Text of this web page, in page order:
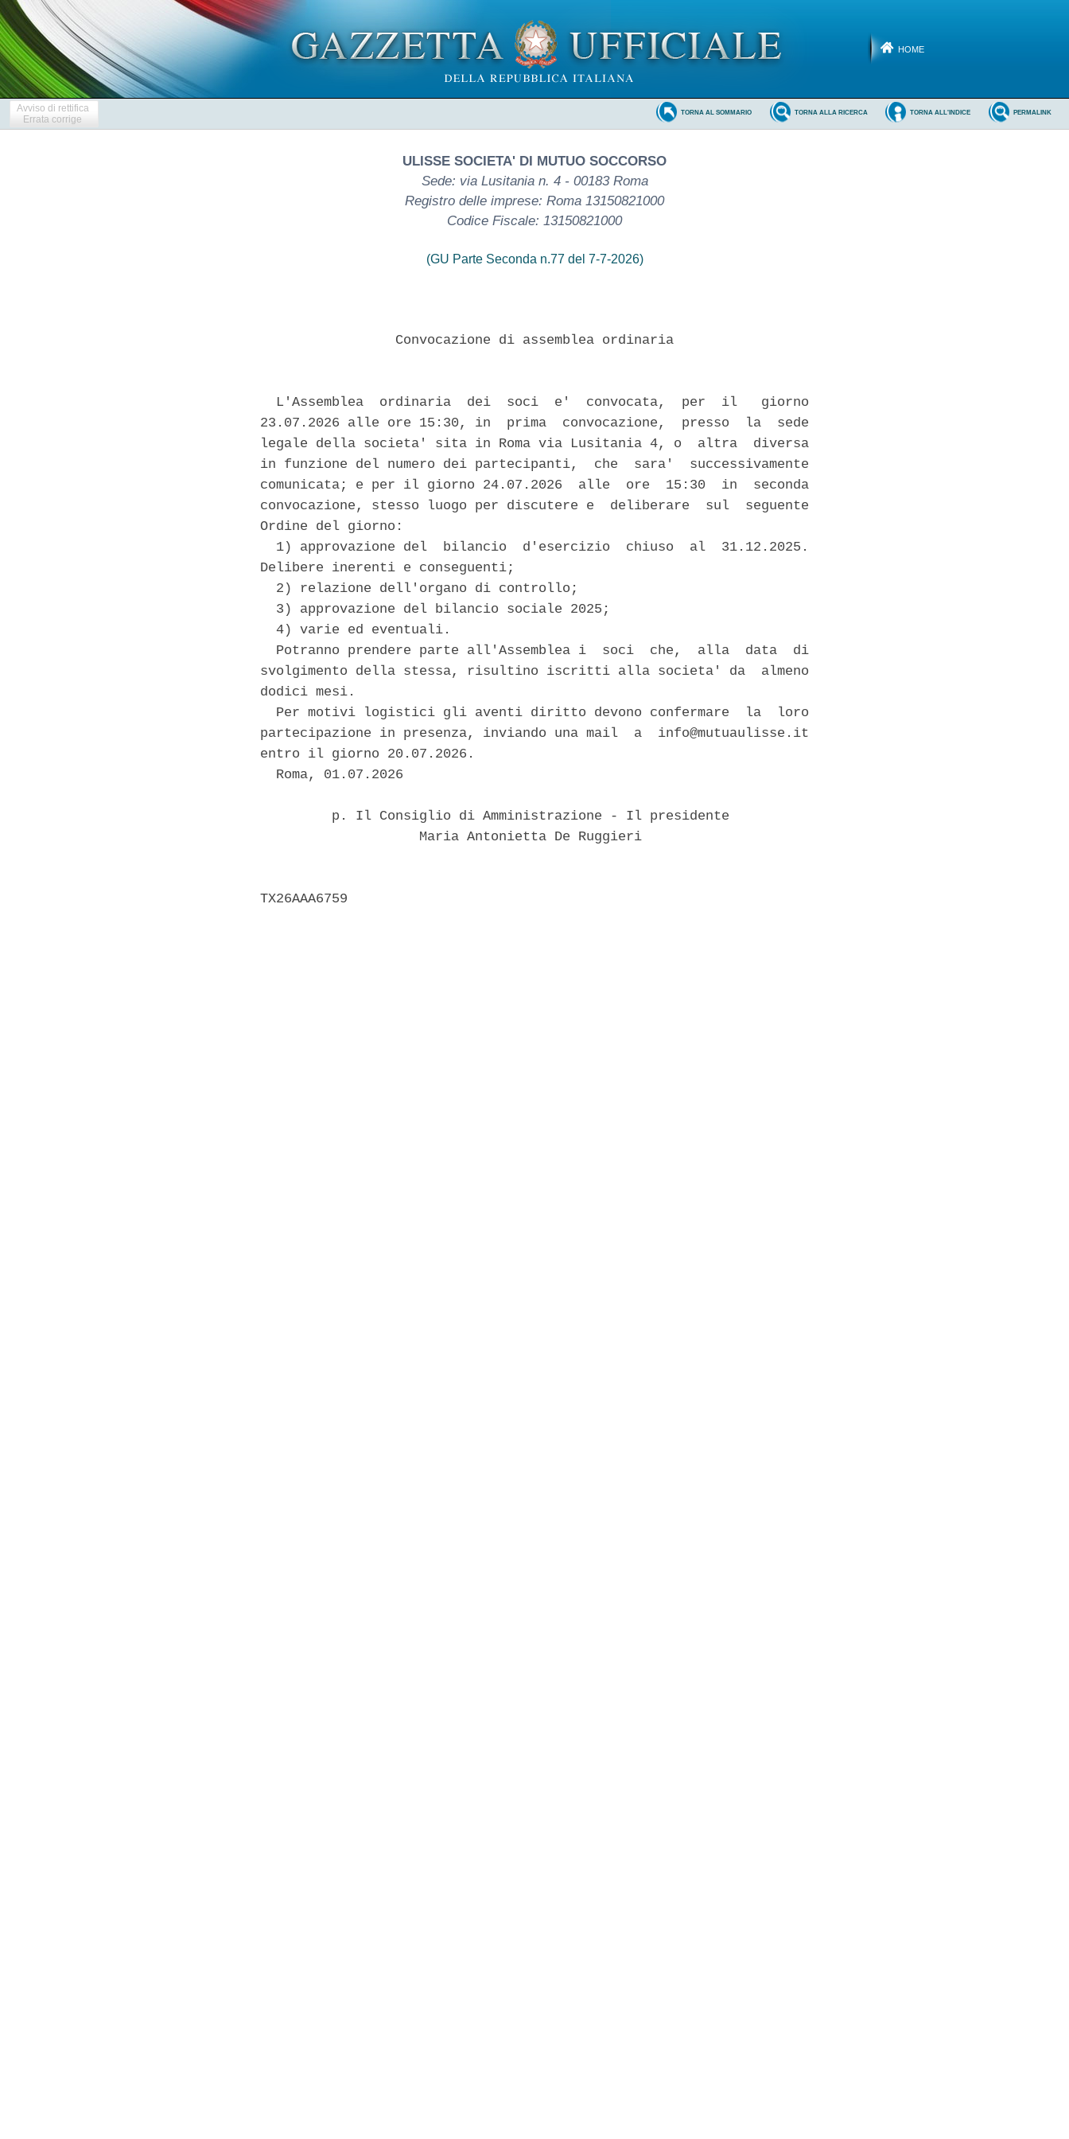
HOME
Avviso di rettifica
Errata corrige
PERMALINK
TORNA ALL'INDICE
TORNA ALLA RICERCA
TORNA AL SOMMARIO
ULISSE SOCIETA' DI MUTUO SOCCORSO
Sede: via Lusitania n. 4 - 00183 Roma
Registro delle imprese: Roma 13150821000
Codice Fiscale: 13150821000
(GU Parte Seconda n.77 del 7-7-2026)
                 Convocazione di assemblea ordinaria
  L'Assemblea  ordinaria  dei  soci  e'  convocata,  per  il   giorno
23.07.2026 alle ore 15:30, in  prima  convocazione,  presso  la  sede
legale della societa' sita in Roma via Lusitania 4, o  altra  diversa
in funzione del numero dei partecipanti,  che  sara'  successivamente
comunicata; e per il giorno 24.07.2026  alle  ore  15:30  in  seconda
convocazione, stesso luogo per discutere e  deliberare  sul  seguente
Ordine del giorno:
  1) approvazione del  bilancio  d'esercizio  chiuso  al  31.12.2025.
Delibere inerenti e conseguenti;
  2) relazione dell'organo di controllo;
  3) approvazione del bilancio sociale 2025;
  4) varie ed eventuali.
  Potranno prendere parte all'Assemblea i  soci  che,  alla  data  di
svolgimento della stessa, risultino iscritti alla societa' da  almeno
dodici mesi.
  Per motivi logistici gli aventi diritto devono confermare  la  loro
partecipazione in presenza, inviando una mail  a  info@mutuaulisse.it
entro il giorno 20.07.2026.
  Roma, 01.07.2026
         p. Il Consiglio di Amministrazione - Il presidente
                    Maria Antonietta De Ruggieri